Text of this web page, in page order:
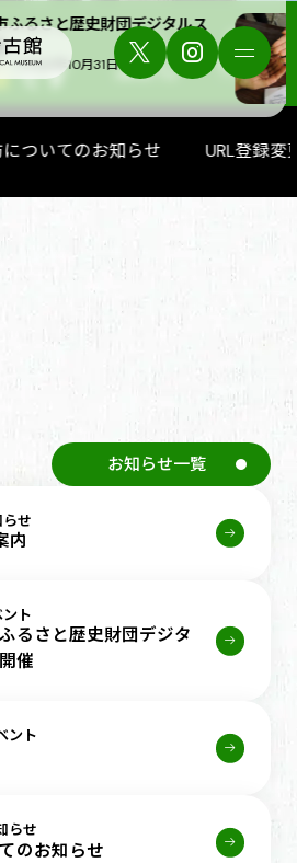
勾玉作り体験教室｜
ついてのお知らせ URL登録変
です 開館時間・料金 アクセス
お知らせ一覧
せ
内
ト
るさと歴史財団デジタ
催
ント
らせ
のお知らせ